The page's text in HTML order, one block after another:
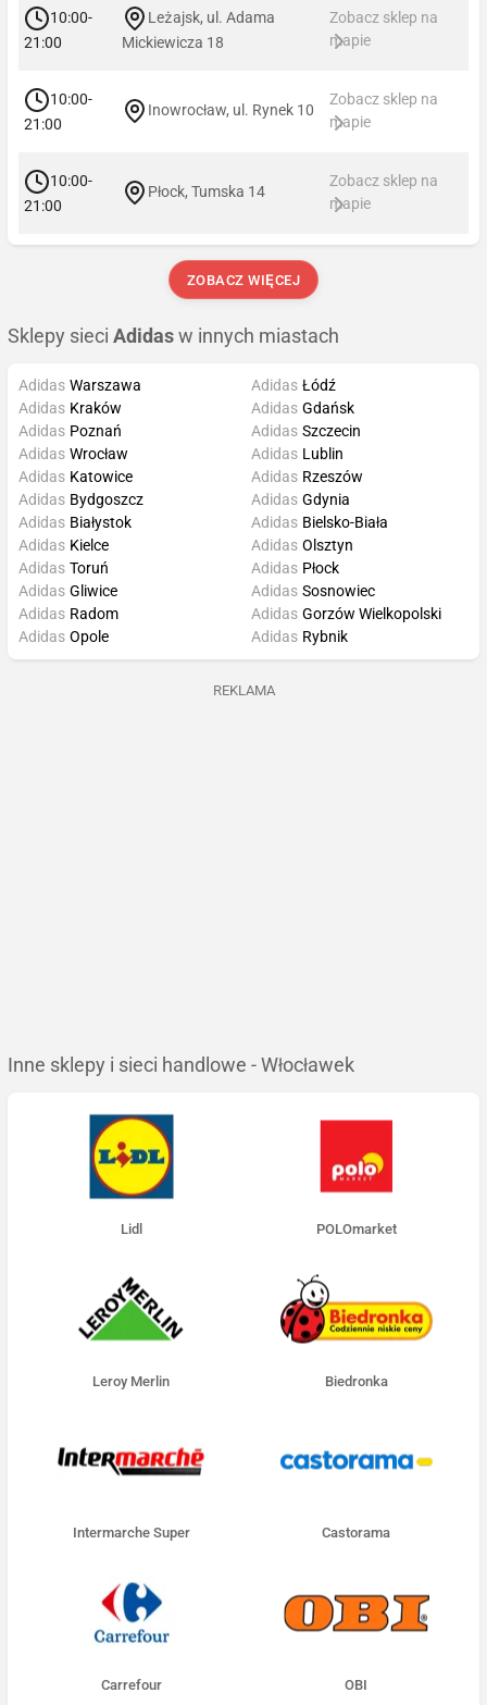
10:00-
21:00
Leżajsk, ul. Adama
Mickiewicza 18
Zobacz sklep na
mapie
10:00-
21:00
Inowrocław, ul. Rynek 10
Zobacz sklep na
mapie
10:00-
21:00
Płock, Tumska 14
Zobacz sklep na
mapie
ZOBACZ WIĘCEJ
Sklepy sieci Adidas w innych miastach
Adidas Warszawa
Adidas Kraków
Adidas Poznań
Adidas Wrocław
Adidas Łódź
Adidas Gdańsk
Adidas Szczecin
Adidas Lublin
Adidas Katowice
Adidas Bydgoszcz
Adidas Białystok
Adidas Kielce
Adidas Rzeszów
Adidas Gdynia
Adidas Bielsko-Biała
Adidas Olsztyn
Adidas Toruń
Adidas Gliwice
Adidas Radom
Adidas Opole
Adidas Płock
Adidas Sosnowiec
Adidas Gorzów Wielkopolski
Adidas Rybnik
REKLAMA
Inne sklepy i sieci handlowe - Włocławek
Lidl POLOmarket
Leroy Merlin Biedronka
Intermarche Super Castorama
Carrefour OBI